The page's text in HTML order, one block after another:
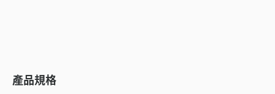
產品規格